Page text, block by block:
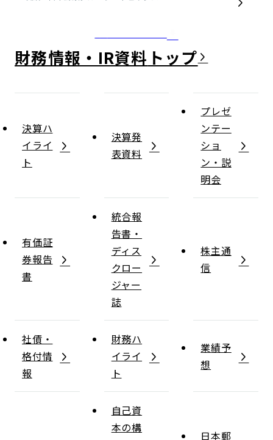
財務情報・IR資料
決算ハ
イライ
ト
決算発
表資料
プレゼ
ンテー
ショ
ン・説
明会
有価証
券報告
書
統合報
告書・
ディス
クロー
ジャー
誌
株主通
信
社債・
格付情
報
財務ハ
イライ
ト
業績予
想
自己資
本の構
日本郵